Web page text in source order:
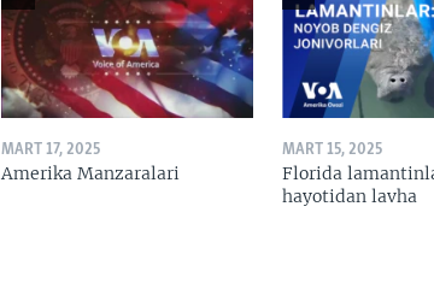
MART 17, 2025
Amerika Manzaralari
MART 15, 2025
Florida
hayotidan lavha